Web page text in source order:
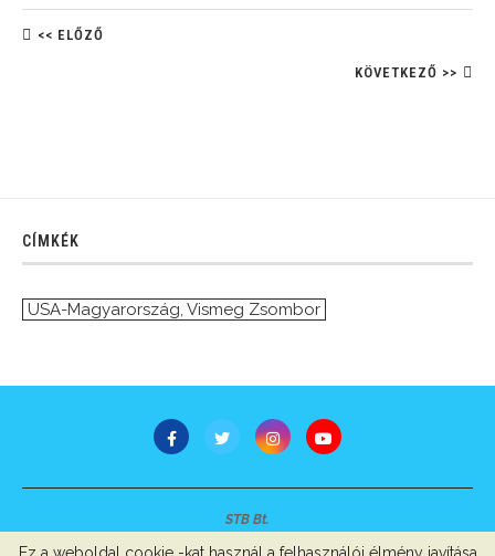
<< ELŐZŐ
KÖVETKEZŐ >>
CÍMKÉK
USA-Magyarország Vismeg Zsombor
STB Bt.
Minden jog fenntartva © 2007-2022